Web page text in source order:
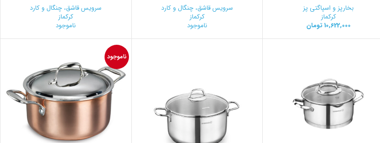
بخارپز و اسپاگتی پز
کرکماز
10,622,000 تومان
سرویس قاشق، چنگال و کارد
کرکماز
ناموجود
سرویس قاشق، چنگال و کارد
کرکماز
ناموجود
ناموجود